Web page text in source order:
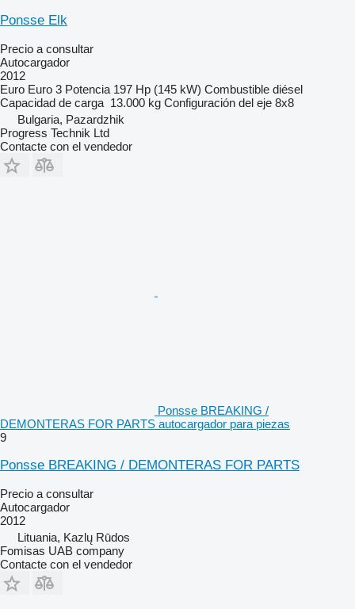
Ponsse Elk
Precio a consultar
Autocargador
2012
Euro Euro 3 Potencia 197 Hp (145 kW) Combustible diésel
Capacidad de carga 13.000 kg Configuración del eje 8x8
Bulgaria, Pazardzhik
Progress Technik Ltd
Contacte con el vendedor
Ponsse BREAKING /
DEMONTERAS FOR PARTS autocargador para piezas
9
Ponsse BREAKING / DEMONTERAS FOR PARTS
Precio a consultar
Autocargador
2012
Lituania, Kazlų Rūdos
Fomisas UAB company
Contacte con el vendedor